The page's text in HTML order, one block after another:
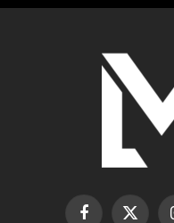
Facebook
X